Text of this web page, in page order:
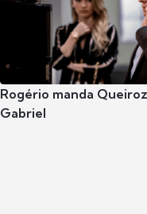
Rogério manda
Gabriel